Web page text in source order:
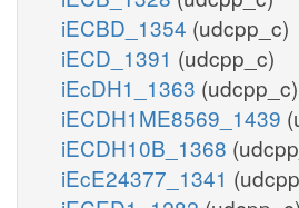
iECBD_1354 (udcpp_c)
iECD_1391 (udcpp_c)
iEcDH1_1363 (udcpp_c)
iECDH1ME8569_1439
iECDH10B_1368
iEcE24377_1341